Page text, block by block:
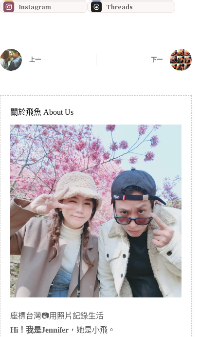
Instagram
Threads
上一 下一
關於飛魚 About Us
座標台灣📷用照片記錄生活
Hi！我是Jennifer ，她是小飛。